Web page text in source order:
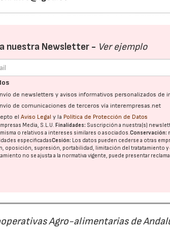
nuestra Newsletter - Ver ejemplo
de newsletters y avisos informativos personalizados de
de comunicaciones de terceros vía interempresas.net
elAviso Legal y la Política de Protección de Datos
Media, S.L.U. Finalidades: Suscripción a nuestra(s)
o relativos a intereses similares o asociados.Conservación:
especificadasCesión: Los datos pueden cederse a otras
oposición, supresión, portabilidad, limitación del tratatamiento y
no se ajusta a la normativa vigente, puede presentar
Agro-alimentarias de